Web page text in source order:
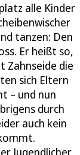
alle Kinder
tanzen: Den
Er heißt so,
Zahnseide die
sich Eltern
– und nun
durch
auch kein
Jugendlicher,